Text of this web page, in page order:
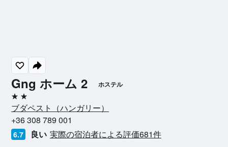
Gng ホーム 2 ホステル
2つ星
ブダペスト​（ハンガリー​）​
+36 308 789 001
6.7 良い 実際の宿泊者による評価681​件